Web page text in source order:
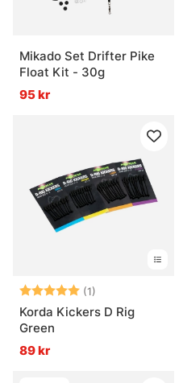
Mikado Set Drifter Pike
Float Kit - 30g
95 kr
Betyg: (1)
5.0 utav 5
Korda Kickers D Rig
Green
89 kr